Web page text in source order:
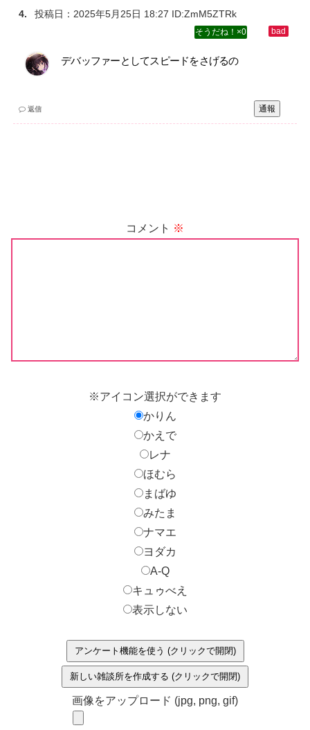
投稿日：2025年5月25日 18:27 ID:ZmM5ZTRk
0
デバッファーとしてスピードをさげるの
通報
返信
コメント ※
※アイコン選択ができます
かりん
かえで
レナ
ほむら
まばゆ
みたま
ナマエ
ヨダカ
A-Q
キュゥべえ
表示しない
アンケート機能を使う (クリックで開閉)
新しい雑談所を作成する (クリックで開閉)
画像をアップロード (jpg, png, gif)